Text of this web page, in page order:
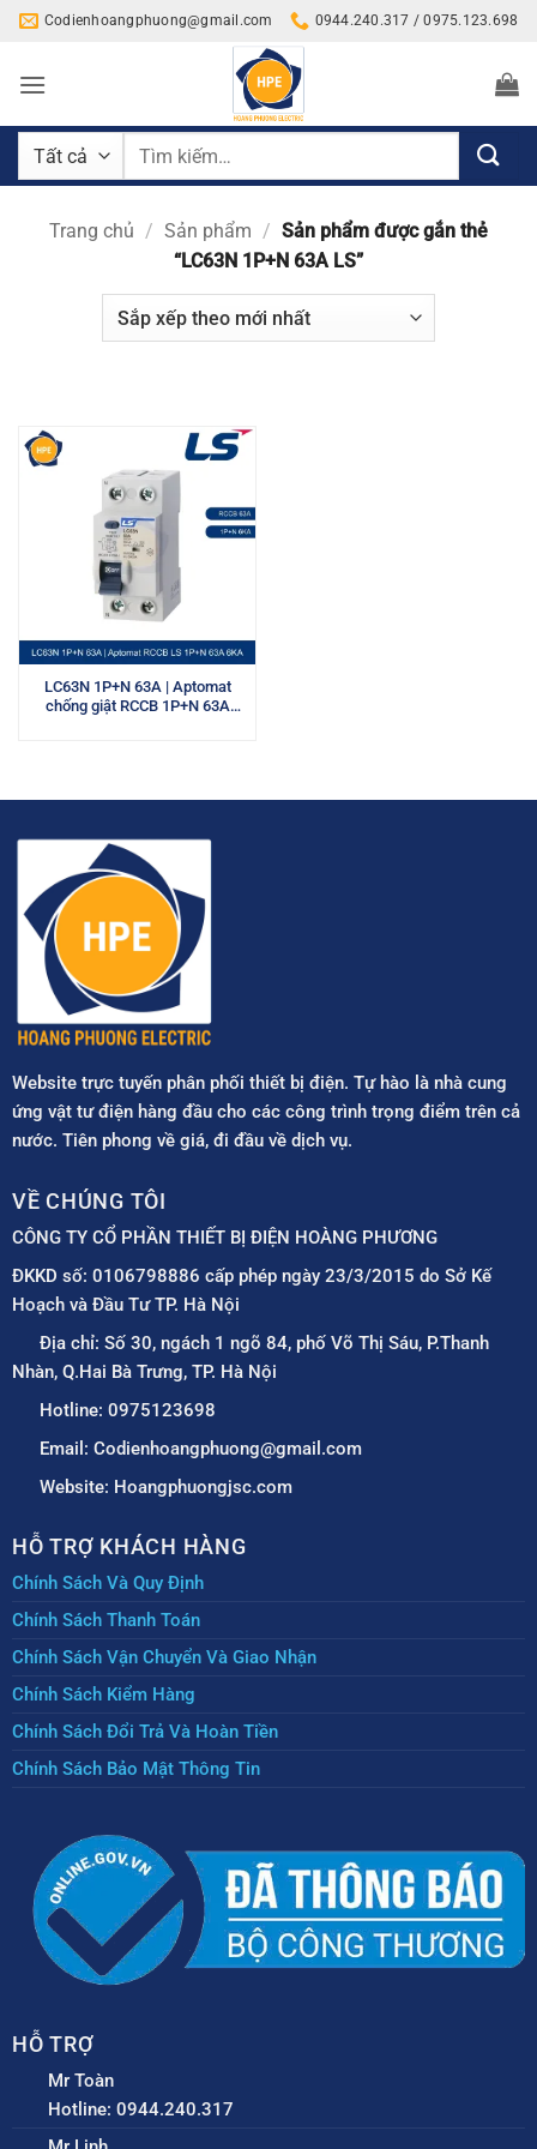
Bỏ
nội
Codienhoangphuong@gmail.com 0944.240.317 / 0975.123.698
Tìm
Trang chủ / Sản phẩm / Sản phẩm được gắn thẻ
“LC63N 1P+N 63A LS”
LC63N 1P+N 63A | Aptomat
chống giật RCCB 1P+N 63A
Website trực tuyến phân phối thiết bị điện. Tự hào là nhà cung
ứng vật tư điện hàng đầu cho các công trình trọng điểm trên cả
nước. Tiên phong về giá, đi đầu về dịch vụ.
VỀ CHÚNG TÔI
CÔNG TY CỔ PHẦN THIẾT BỊ ĐIỆN HOÀNG PHƯƠNG
ĐKKD số: 0106798886 cấp phép ngày 23/3/2015 do Sở Kế
Hoạch và Đầu Tư TP. Hà Nội
Địa chỉ: Số 30, ngách 1 ngõ 84, phố Võ Thị Sáu, P.Thanh
Nhàn, Q.Hai Bà Trưng, TP. Hà Nội
Hotline: 0975123698
Email: Codienhoangphuong@gmail.com
Website: Hoangphuongjsc.com
HỖ TRỢ KHÁCH HÀNG
Chính Sách Và Quy Định
Chính Sách Thanh Toán
Chính Sách Vận Chuyển Và Giao Nhận
Chính Sách Kiểm Hàng
Chính Sách Đổi Trả Và Hoàn Tiền
Chính Sách Bảo Mật Thông Tin
HỖ TRỢ
Mr Toàn
Hotline: 0944.240.317